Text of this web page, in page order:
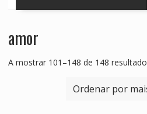
amor
A mostrar 101–148 de 148